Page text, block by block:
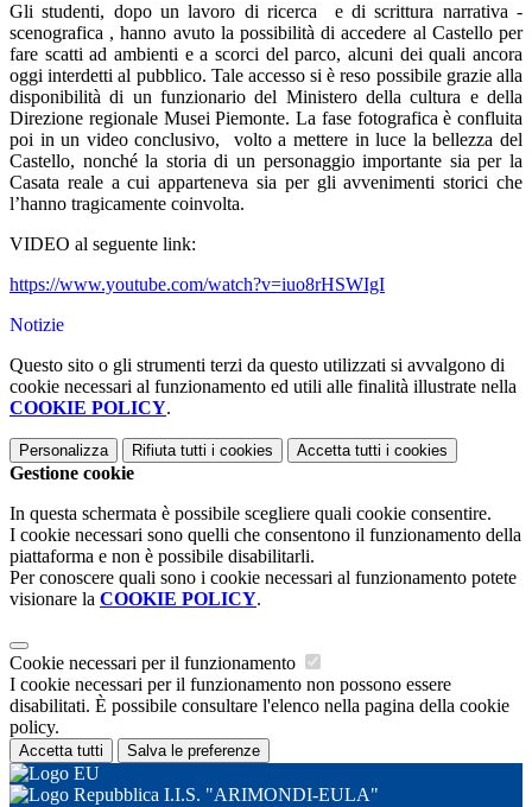
Gli studenti, dopo un lavoro di ricerca e di scrittura narrativa -
scenografica , hanno avuto la possibilità di accedere al Castello per
fare scatti ad ambienti e a scorci del parco, alcuni dei quali ancora
oggi interdetti al pubblico. Tale accesso si è reso possibile grazie alla
disponibilità di un funzionario del Ministero della cultura e della
Direzione regionale Musei Piemonte. La fase fotografica è confluita
poi in un video conclusivo, volto a mettere in luce la bellezza del
Castello, nonché la storia di un personaggio importante sia per la
Casata reale a cui apparteneva sia per gli avvenimenti storici che
l’hanno tragicamente coinvolta.
VIDEO al seguente link:
https://www.youtube.com/watch?v=iuo8rHSWIgI
Notizie
Questo sito o gli strumenti terzi da questo utilizzati si avvalgono di
cookie necessari al funzionamento ed utili alle finalità illustrate nella
COOKIE POLICY.
Personalizza Rifiuta tutti i cookies Accetta tutti i cookies
Gestione cookie
In questa schermata è possibile scegliere quali cookie consentire.
I cookie necessari sono quelli che consentono il funzionamento della
piattaforma e non è possibile disabilitarli.
Per conoscere quali sono i cookie necessari al funzionamento potete
visionare la COOKIE POLICY.
Cookie necessari per il funzionamento
I cookie necessari per il funzionamento non possono essere
disabilitati. È possibile consultare l'elenco nella pagina della cookie
policy.
Accetta tutti Salva le preferenze
I.I.S. "ARIMONDI-EULA"